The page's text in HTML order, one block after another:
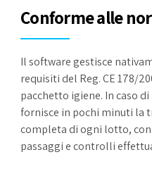
Conforme alle
Il software gestisce
requisiti del Reg. CE 178/
pacchetto igiene. In caso
fornisce in pochi minuti la
completa di ogni lotto,
passaggi e controlli